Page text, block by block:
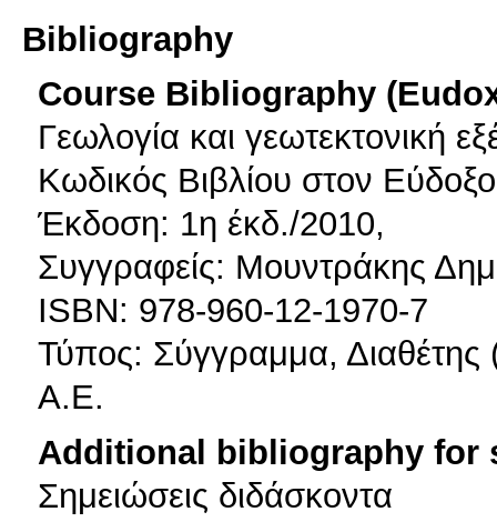
Bibliography
Course Bibliography
Γεωλογία και γεωτεκτονική
Κωδικός Βιβλίου στον
Έκδοση: 1η έκδ./2010,
Συγγραφείς: Μουντράκης
ISBN: 978-960-12-1970-7
Τύπος: Σύγγραμμα,
Α.Ε.
Additional bibliography for
Σημειώσεις διδάσκοντα